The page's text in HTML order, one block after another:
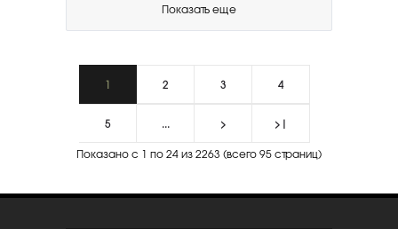
Показать еще
1 2 3 4
5 ... > >|
Показано с 1 по 24 из 2263 (всего 95 страниц)